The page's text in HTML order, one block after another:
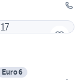
Euro 6